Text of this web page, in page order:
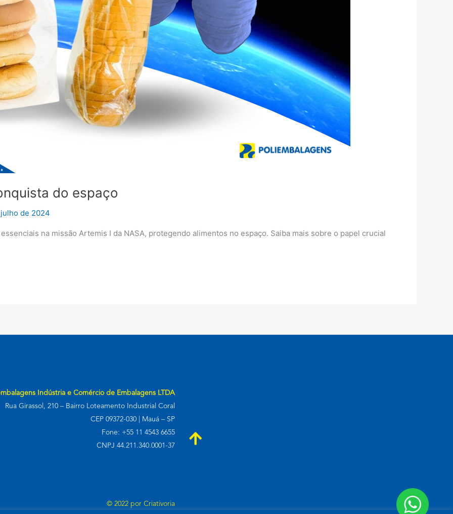
do espaço
de 2024
na missão Artemis I da NASA, protegendo alimentos no espaço. Saiba mais sobre o papel crucial
Indústria e Comércio de Embalagens LTDA
Rua Girassol, 210 – Bairro Loteamento Industrial Coral
CEP 09372-030 | Mauá – SP
Fone: +55 11 4543 6655
CNPJ 44.211.340.0001-37
© 2022 por Criativoria